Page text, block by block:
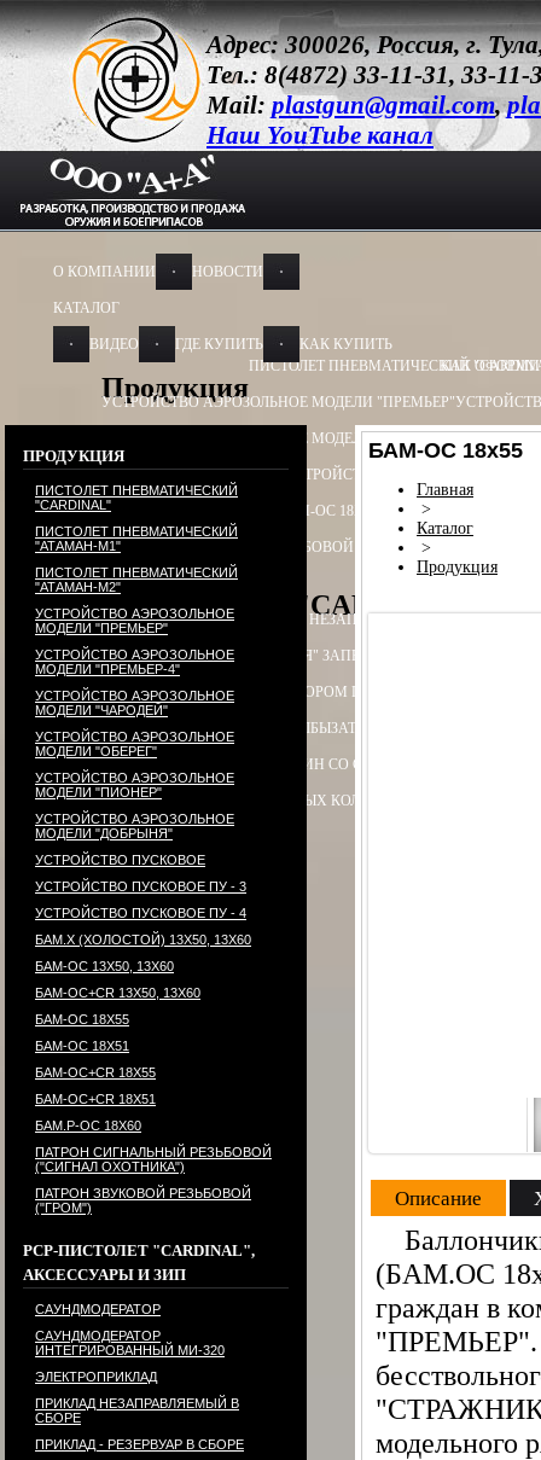
Адрес: 300026, Россия, г.
Тел.: 8(4872) 33-11-31, 33-11-
Mail: plastgun@gmail.com,
Наш YouTube канал
О КОМПАНИИ НОВОСТИ
КАТАЛОГ
Продукция
ПИСТОЛЕТ ПНЕВМАТИЧЕСКИЙ
УСТРОЙСТВО АЭРОЗОЛЬНОЕ МОДЕЛИ "ПРЕМЬЕР"
УСТРОЙСТВО АЭРОЗОЛЬНОЕ МОДЕЛИ "ОБЕРЕГ"
УСТРОЙСТВО ПУСКОВОЕУСТРОЙСТВО ПУСКОВОЕ ПУ - 3
БАМ-ОС+CR 13Х50, 13Х60 БАМ-ОС 18Х55 БАМ-ОС 18Х51
ПАТРОН СИГНАЛЬНЫЙ РЕЗЬБОВОЙ ("СИГНАЛ ОХОТНИКА")
PCP-пистолет "CARDINAL",
ЭЛЕКТРОПРИКЛАД ПРИКЛАД НЕЗАПРАВЛЯЕМЫЙ В СБОРЕ
ПРИКЛАД - КОЛБА ("ГОРЯЧАЯ" ЗАПРАВКА) В СБОРЕ
ПРИКЛАД - КОЛБА С РЕДУКТОРОМ ПОПЕРЕЧНЫМ В СБОРЕ
РЕДУКТОР ПОПЕРЕЧНЫЙ КОЛБЫЗАТЫЛЬНИК КОЛБЫ ⌀60-61 В
МАГАЗИН СО СТАЛЬНЫМИ
КОМПЛЕКТ УПЛОТНИТЕЛЬНЫХ КОЛЕЦ
ВИДЕО ГДЕ КУПИТЬ
КАК КУПИТЬ
КАК
ПРОДУКЦИЯ
ПИСТОЛЕТ ПНЕВМАТИЧЕСКИЙ
"CARDINAL"
ПИСТОЛЕТ ПНЕВМАТИЧЕСКИЙ
"АТАМАН-М1"
ПИСТОЛЕТ ПНЕВМАТИЧЕСКИЙ
"АТАМАН-М2"
УСТРОЙСТВО АЭРОЗОЛЬНОЕ
МОДЕЛИ "ПРЕМЬЕР"
УСТРОЙСТВО АЭРОЗОЛЬНОЕ
МОДЕЛИ "ПРЕМЬЕР-4"
УСТРОЙСТВО АЭРОЗОЛЬНОЕ
МОДЕЛИ "ЧАРОДЕЙ"
УСТРОЙСТВО АЭРОЗОЛЬНОЕ
МОДЕЛИ "ОБЕРЕГ"
УСТРОЙСТВО АЭРОЗОЛЬНОЕ
МОДЕЛИ "ПИОНЕР"
УСТРОЙСТВО АЭРОЗОЛЬНОЕ
МОДЕЛИ "ДОБРЫНЯ"
УСТРОЙСТВО ПУСКОВОЕ
УСТРОЙСТВО ПУСКОВОЕ ПУ - 3
УСТРОЙСТВО ПУСКОВОЕ ПУ - 4
БАМ.Х (ХОЛОСТОЙ) 13Х50, 13Х60
БАМ-ОС 13Х50, 13Х60
БАМ-ОС+CR 13Х50, 13Х60
БАМ-ОС 18Х55
БАМ-ОС 18Х51
БАМ-OC+CR 18X55
БАМ-ОС+CR 18Х51
БАМ.Р-ОС 18Х60
ПАТРОН СИГНАЛЬНЫЙ РЕЗЬБОВОЙ
("СИГНАЛ ОХОТНИКА")
ПАТРОН ЗВУКОВОЙ РЕЗЬБОВОЙ
("ГРОМ")
PCP-ПИСТОЛЕТ "CARDINAL",
АКСЕССУАРЫ И ЗИП
САУНДМОДЕРАТОР
САУНДМОДЕРАТОР
ИНТЕГРИРОВАННЫЙ МИ-320
ЭЛЕКТРОПРИКЛАД
ПРИКЛАД НЕЗАПРАВЛЯЕМЫЙ В
СБОРЕ
ПРИКЛАД - РЕЗЕРВУАР В СБОРЕ
БАМ-ОС 18х55
Главная
>
Каталог
>
Продукция
Описание
(БАМ.ОС
граждан в
"ПРЕМЬЕР".